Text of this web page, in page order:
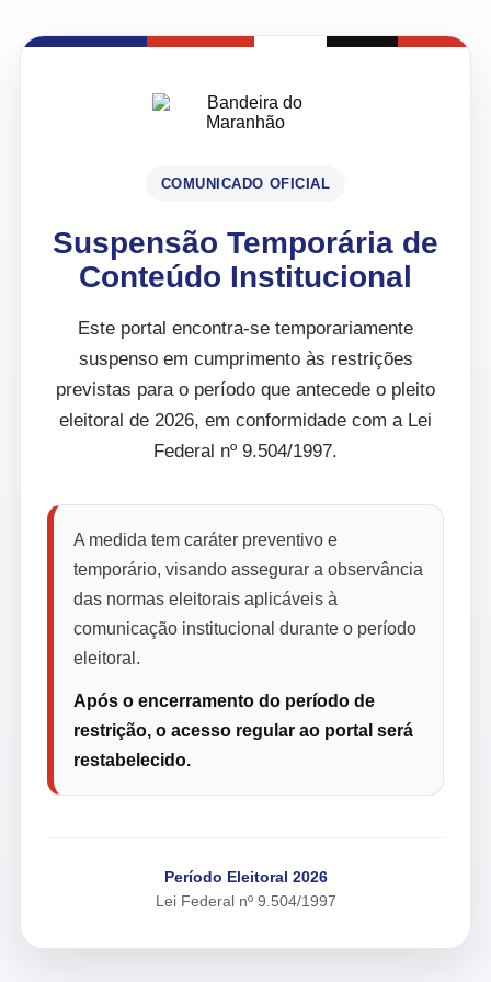
COMUNICADO OFICIAL
Suspensão Temporária de
Conteúdo Institucional
Este portal encontra-se temporariamente
suspenso em cumprimento às restrições
previstas para o período que antecede o pleito
eleitoral de 2026, em conformidade com a Lei
Federal nº 9.504/1997.
A medida tem caráter preventivo e
temporário, visando assegurar a observância
das normas eleitorais aplicáveis à
comunicação institucional durante o período
eleitoral.
Após o encerramento do período de
restrição, o acesso regular ao portal será
restabelecido.
Período Eleitoral 2026
Lei Federal nº 9.504/1997